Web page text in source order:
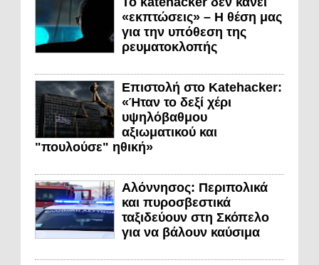
«εκπτώσεις» – Η θέση μας
για την υπόθεση της
ρευματοκλοπής
Επιστολή στο Katehacker:
«Ήταν το δεξί χέρι
υψηλόβαθμου
αξιωματικού και
"πουλούσε" ηθική»
Αλόννησος: Περιπολικά
και πυροσβεστικά
ταξιδεύουν στη Σκόπελο
για να βάλουν καύσιμα